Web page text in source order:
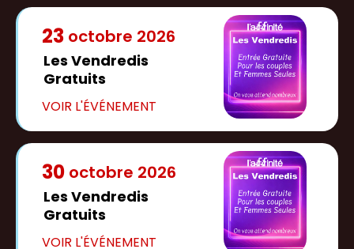
23 octobre 2026
Les Vendredis
Gratuits
30 octobre 2026
Les Vendredis
Gratuits